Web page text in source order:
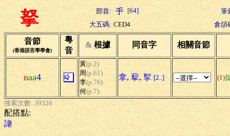
拏 部首: [64]
筆
大五碼: CED4 倉頡
音節
(香港語言學學會)
粵
音
& 根據 同音字 相關音節
naa4
黃(p.2)
周(p.61)
李(p.76)
何(p.7)
拿, 蒘, 挐 [2..] (1)
搜索次數: 39526
配搭點:
譇